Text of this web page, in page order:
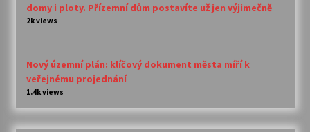
domy i ploty. Přízemní dům postavíte už jen výjimečně
2k views
Nový územní plán: klíčový dokument města míří k
veřejnému projednání
1.4k views